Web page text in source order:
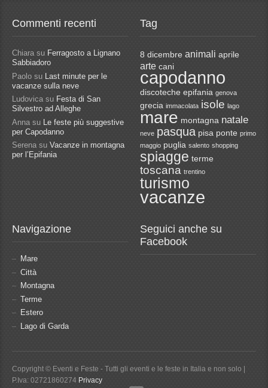
Commenti recenti
Chiarasu Ferragosto a Lignano
Sabbiadoro
Paolo su
Last minute per le
vacanze sulla neve
Ludovica su Festa di San
Silvestro ad Alleghe
Anna su
Le feste più suggestive
per Capodanno
Serena su Vacanze in montagna
per l’Epifania
Tag
8 dicembre animali aprile
arte cani
capodanno
discoteche epifania genova
grecia immacolata isole lago
mare montagna natale
neve pasqua pisa ponte primo
maggio puglia salento shopping
spiagge terme
toscana trentino
turismo
vacanze
Navigazione
Mare
Città
Montagna
Terme
Estero
Lago di Garda
Seguici anche su
Facebook
Copyright © Eventi e Feste - Tutti gli eventi e le feste in Italia e non solo |
P.Iva: 02721860274 Privacy